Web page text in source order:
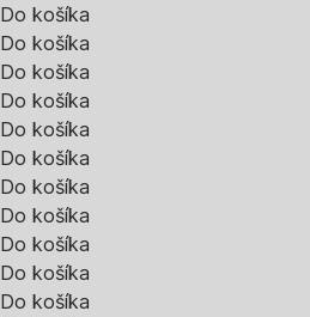
Do košíka
Do košíka
Do košíka
Do košíka
Do košíka
Do košíka
Do košíka
Do košíka
Do košíka
Do košíka
Do košíka